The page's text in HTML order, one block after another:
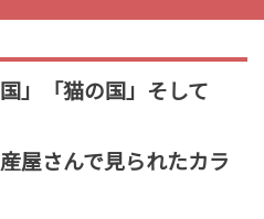
」「猫の国」そして
屋さんで見られたカラ